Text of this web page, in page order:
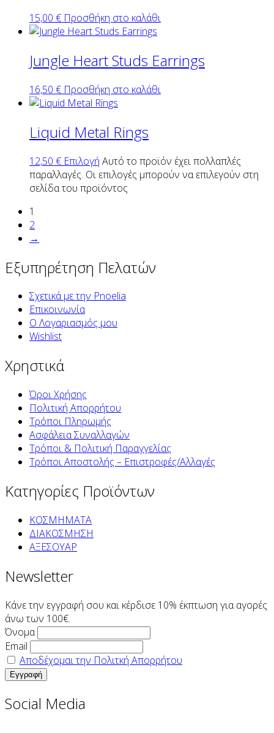
15,00 € Προσθήκη στο καλάθι
Jungle Heart Studs Earrings
16,50 € Προσθήκη στο καλάθι
Liquid Metal Rings
12,50 € Επιλογή Αυτό το προϊόν έχει πολλαπλές
παραλλαγές. Οι επιλογές μπορούν να επιλεγούν στη
σελίδα του προϊόντος
1
2
→
Εξυπηρέτηση Πελατών
Σχετικά με την Pnoelia
Επικοινωνία
Ο Λογαριασμός μου
Wishlist
Χρηστικά
Όροι Χρήσης
Πολιτική Απορρήτου
Τρόποι Πληρωμής
Ασφάλεια Συναλλαγών
Τρόποι & Πολιτική Παραγγελίας
Τρόποι Αποστολής – Επιστροφές/Αλλαγές
Κατηγορίες Προϊόντων
ΚΟΣΜΗΜΑΤΑ
ΔΙΑΚΟΣΜΗΣΗ
ΑΞΕΣΟΥΑΡ
Newsletter
Κάνε την εγγραφή σου και κέρδισε 10% έκπτωση για αγορές
άνω των 100€.
Όνομα
Email
Αποδέχομαι την Πολιτκή Απορρήτου
Social Media